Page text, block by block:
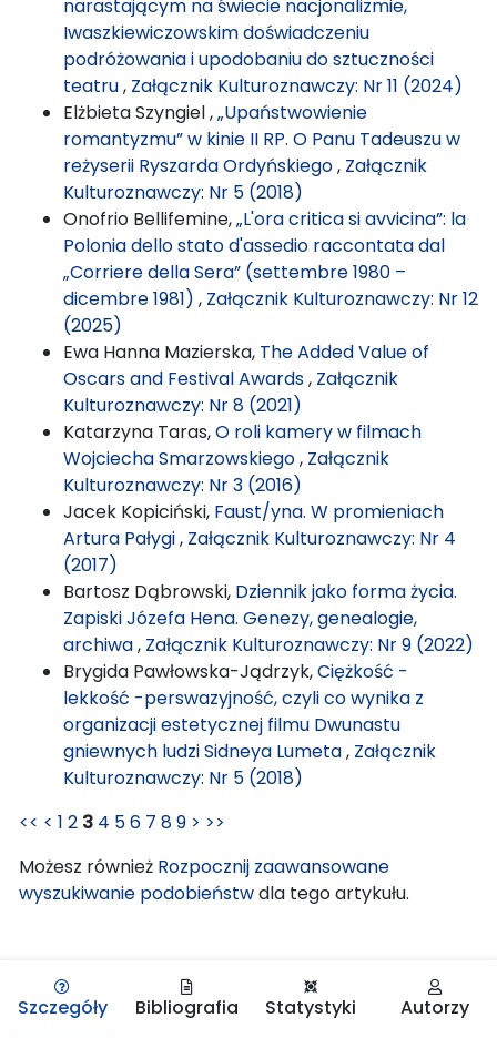
narastającym na świecie nacjonalizmie,
Iwaszkiewiczowskim doświadczeniu
podróżowania i upodobaniu do sztuczności
teatru, Załącznik Kulturoznawczy: Nr 11 (2024)
Elżbieta Szyngiel ,„Upaństwowienie
romantyzmu” w kinie II RP. O Panu Tadeuszu w
reżyserii Ryszarda Ordyńskiego, Załącznik
Kulturoznawczy: Nr 5 (2018)
Onofrio Bellifemine,„L'ora critica si avvicina”: la
Polonia dello stato d'assedio raccontata dal
„Corriere della Sera” (settembre 1980 –
dicembre 1981) , Załącznik Kulturoznawczy: Nr 12
(2025)
Ewa Hanna Mazierska, The Added Value of
Oscars and Festival Awards, Załącznik
Kulturoznawczy: Nr 8 (2021)
Katarzyna Taras,O roli kamery w filmach
Wojciecha Smarzowskiego, Załącznik
Kulturoznawczy: Nr 3 (2016)
Jacek Kopiciński, Faust/yna. W promieniach
Artura Pałygi, Załącznik Kulturoznawczy: Nr 4
(2017)
Bartosz Dąbrowski, Dziennik jako forma życia.
Zapiski Józefa Hena. Genezy, genealogie,
archiwa, Załącznik Kulturoznawczy: Nr 9 (2022)
Brygida Pawłowska-Jądrzyk,Ciężkość -
lekkość -perswazyjność, czyli co wynika z
organizacji estetycznej filmu Dwunastu
gniewnych ludzi Sidneya Lumeta, Załącznik
Kulturoznawczy: Nr 5 (2018)
<< < 1 2 3 4 56 7 89 > >>
Możesz również Rozpocznij zaawansowane
wyszukiwanie podobieństwdla tego artykułu.
Szczegóły Bibliografia Statystyki Autorzy